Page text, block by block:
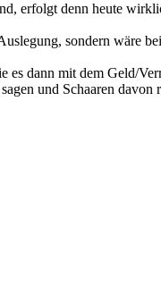
erfolgt denn heute
sondern wäre
dann mit dem Geld/
und Schaaren davon